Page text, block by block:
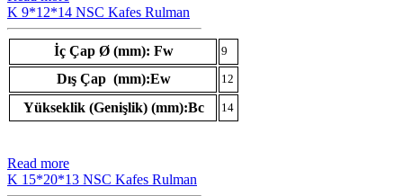
K 9*12*14 NSC Kafes Rulman
İç Çap Ø (mm): Fw 9
Dış Çap (mm):Ew 12
Yükseklik (Genişlik) (mm):Bc 14
Read more
K 15*20*13 NSC Kafes Rulman